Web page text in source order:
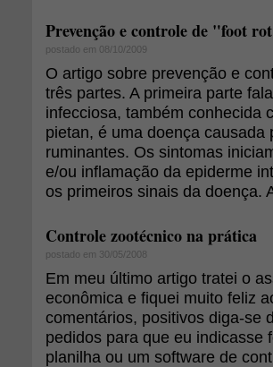
Prevenção e controle de "foot
postado em 08/10/2009
O artigo sobre prevenção e
três partes. A primeira parte
infecciosa, também conhecida
pietan, é uma doença
ruminantes. Os sintomas
e/ou inflamação da epiderme
os primeiros sinais da doença.
Controle zootécnico na prática
postado em 30/05/2008
Em meu último artigo tratei o
econômica e fiquei muito feliz
comentários, positivos diga-se
pedidos para que eu indicasse
planilha ou um software de